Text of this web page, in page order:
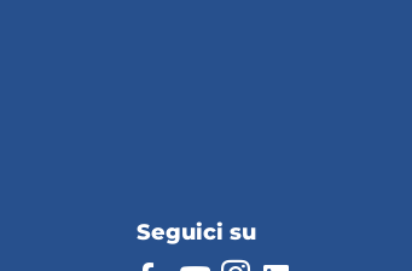
Seguici su